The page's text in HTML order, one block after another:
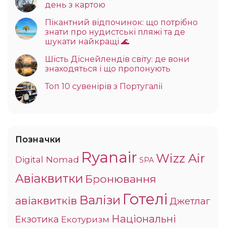
день з картою
Пікантний відпочинок: що потрібно
знати про нудистські пляжі та де
шукати найкращі 🌊
Шість Діснейлендів світу: де вони
знаходяться і що пропонують
Топ 10 сувенірів з Португалії
Позначки
Digital Nomad Ryanair SPA Wizz Air
Авіаквитки Бронювання
авіаквитків Валізи Готелі Джетлаг
Екзотика Екотуризм Національні